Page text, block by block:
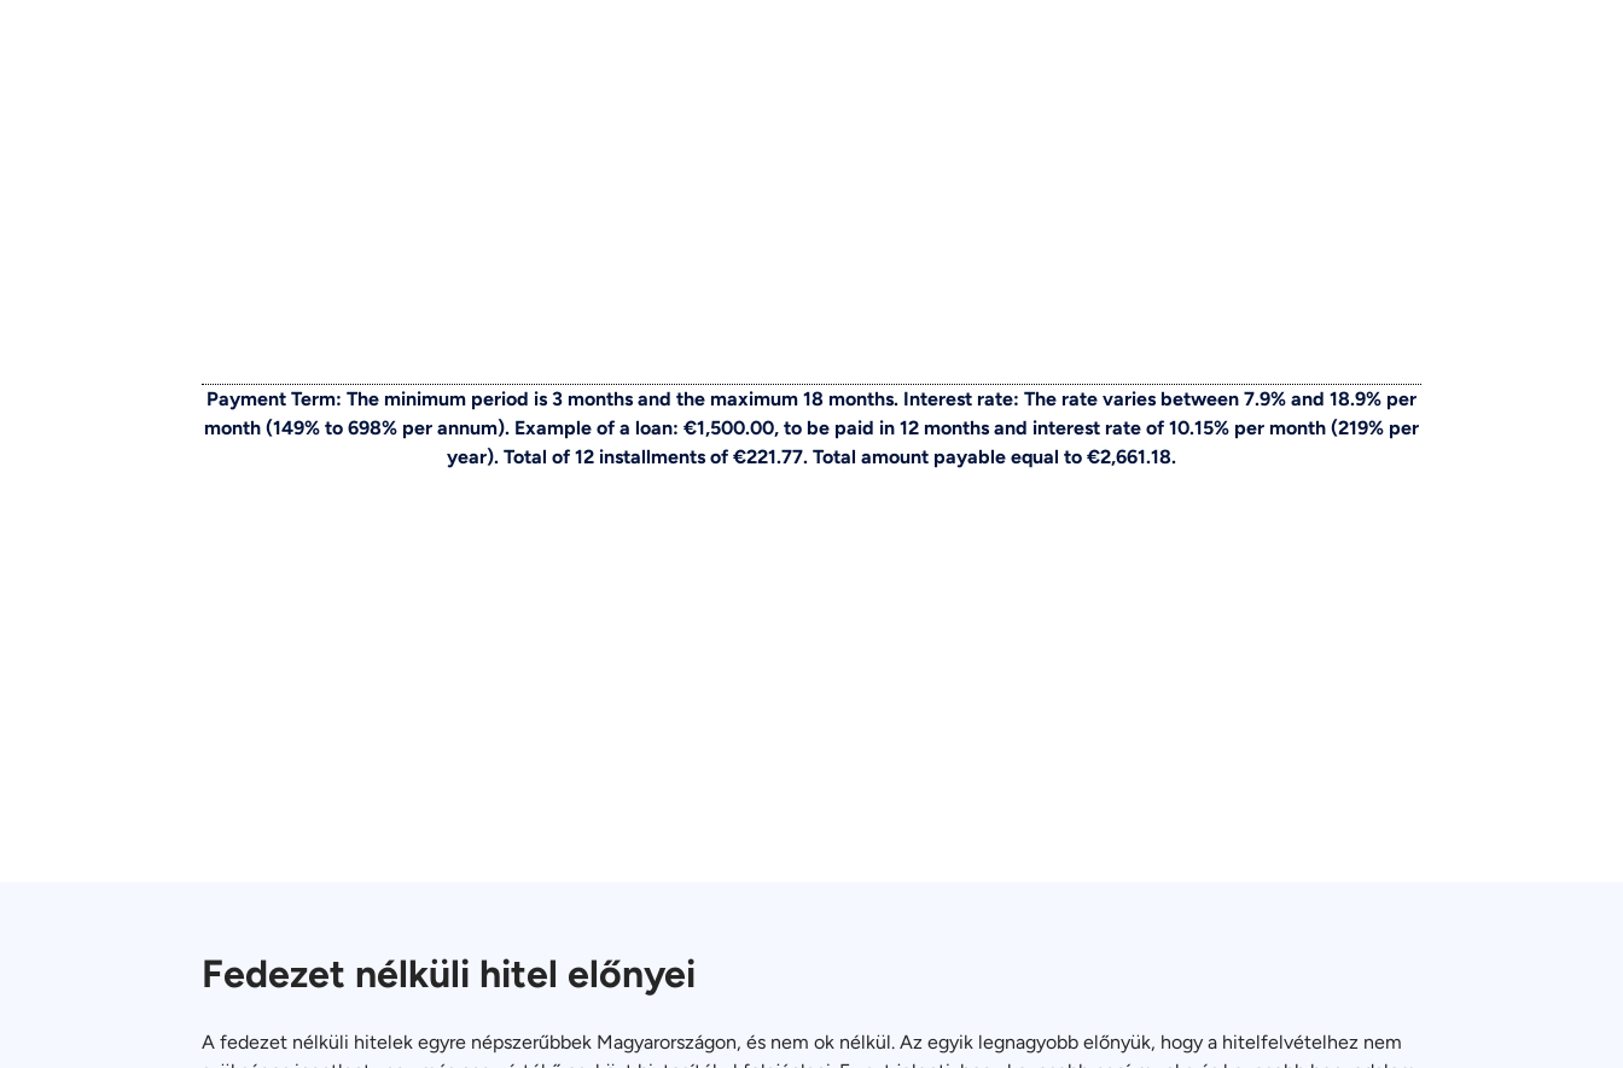
Payment Term: The minimum period is 3 months and the maximum 18 months. Interest rate: The rate varies between 7.9% and 18.9% per
month (149% to 698% per annum). Example of a loan: €1,500.00, to be paid in 12 months and interest rate of 10.15% per month (219% per
year). Total of 12 installments of €221.77. Total amount payable equal to €2,661.18.
Fedezet nélküli hitel előnyei
A fedezet nélküli hitelek egyre népszerűbbek Magyarországon, és nem ok nélkül. Az egyik legnagyobb előnyük, hogy a hitelfelvételhez nem